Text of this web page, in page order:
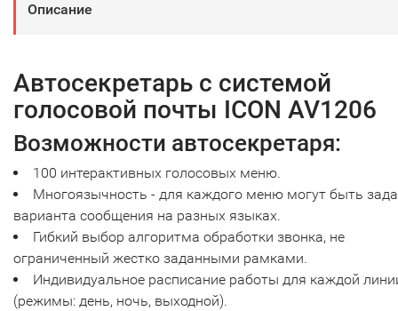
Описание
Автосекретарь с системой
голосовой почты ICON AV1206
Возможности автосекретаря:
100 интерактивных голосовых меню.
Многоязычность - для каждого меню могут быть
варианта сообщения на разных языках.
Гибкий выбор алгоритма обработки звонка, не
ограниченный жестко заданными рамками.
Индивидуальное расписание работы для каждой
(режимы: день, ночь, выходной).